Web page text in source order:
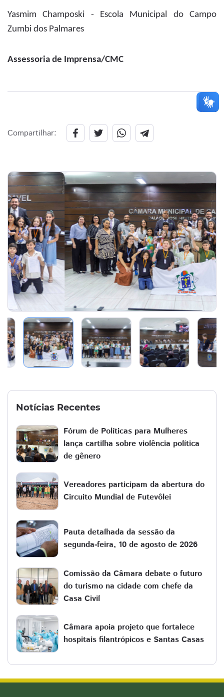
Yasmim Champoski - Escola Municipal do Campo
Zumbi dos Palmares
Assessoria de Imprensa/CMC
Compartilhar:
Notícias Recentes
Fórum de Políticas para Mulheres
lança cartilha sobre violência política
de gênero
Vereadores participam da abertura do
Circuito Mundial de Futevôlei
Pauta detalhada da sessão da
segunda-feira, 10 de agosto de 2026
Comissão da Câmara debate o futuro
do turismo na cidade com chefe da
Casa Civil
Câmara apoia projeto que fortalece
hospitais filantrópicos e Santas Casas